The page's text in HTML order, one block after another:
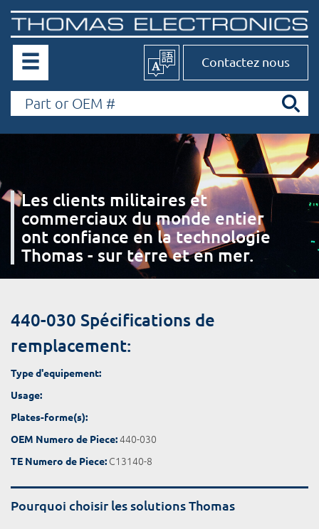
Contactez nous
Les clients militaires et
commerciaux du monde entier
ont confiance en la technologie
Thomas - sur terre et en mer.
440-030 Spécifications de
remplacement:
Type d'equipement:
Usage:
Plates-forme(s):
OEM Numero de Piece:440-030
TE Numero de Piece: C13140-8
Pourquoi choisir les solutions Thomas